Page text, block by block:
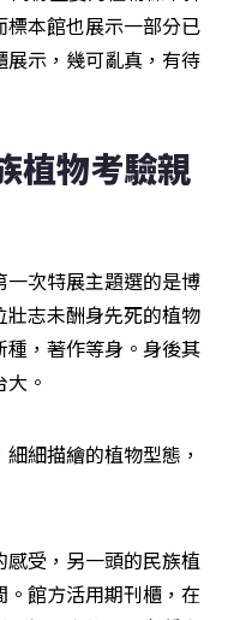
本館也展示一部分已
示，幾可亂真，有待
植物考驗親
次特展主題選的是博
志未酬身先死的植物
，著作等身。身後其
。
細描繪的植物型態，
受，另一頭的民族植
館方活用期刊櫃，在